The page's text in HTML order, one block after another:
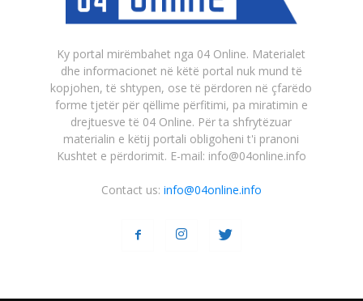
Ky portal mirëmbahet nga 04 Online. Materialet
dhe informacionet në këtë portal nuk mund të
kopjohen, të shtypen, ose të përdoren në çfarëdo
forme tjetër për qëllime përfitimi, pa miratimin e
drejtuesve të 04 Online. Për ta shfrytëzuar
materialin e këtij portali obligoheni t'i pranoni
Kushtet e përdorimit. E-mail: info@04online.info
Contact us: info@04online.info